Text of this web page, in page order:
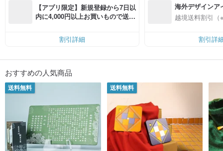
preserving the original machining marks, this process not only reduces
resource waste but also imparts new life and meaning to these metal blocks.
Most of our products are made from leftover aerospace materials, meaning
testament to the sustainable cycle of resources.
To ensure your satisfaction, we offer two thoughtful services:
-You can request photos of the actual product.
-You may apply for a product exchange before shipment.
These subtle differences are what make our products one of a kind.
Together with Metal Arts, let us practice environmental sustainability and
contribute to Taiwan and the Earth! 🌱💚
【アプリ限定】新規登録から7日以
内に4,000円以上お買いもので送料
割引詳細
海外デザインア
入
越境送料割引（
割引詳
おすすめの人気商品
送料無料 送料無料